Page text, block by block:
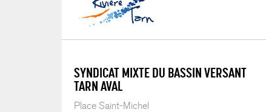
SYNDICAT MIXTE DU BASSIN VERSANT
TARN AVAL
Place Saint-Michel